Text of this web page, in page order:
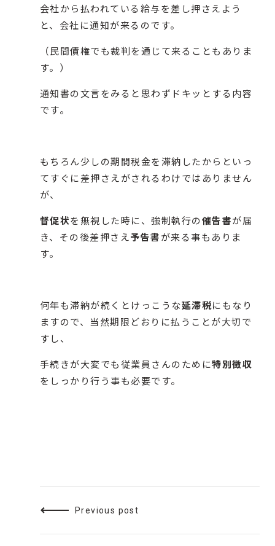
会社から払われている給与を差し押さえよう
と、会社に通知が来るのです。
（民間債権でも裁判を通じて来ることもありま
す。）
通知書の文言をみると思わずドキッとする内容
です。
もちろん少しの期間税金を滞納したからといっ
てすぐに差押さえがされるわけではありません
が、
督促状を無視した時に、強制執行の催告書が届
き、その後差押さえ予告書が来る事もありま
す。
何年も滞納が続くとけっこうな延滞税にもなり
ますので、当然期限どおりに払うことが大切で
すし、
手続きが大変でも従業員さんのために特別徴収
をしっかり行う事も必要です。
Previous post